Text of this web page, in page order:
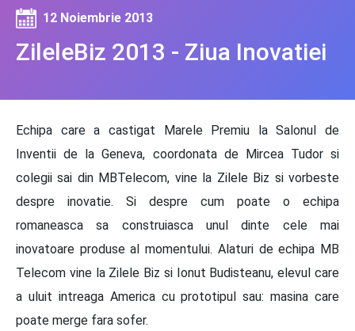
ZileleBiz 2013 - Ziua Inovatiei
12 Noiembrie 2013
Echipa care a castigat Marele Premiu la Salonul de
Inventii de la Geneva, coordonata de Mircea Tudor si
colegii sai din MBTelecom, vine la Zilele Biz si vorbeste
despre inovatie. Si despre cum poate o echipa
romaneasca sa construiasca unul dinte cele mai
inovatoare produse al momentului. Alaturi de echipa MB
Telecom vine la Zilele Biz si Ionut Budisteanu, elevul care
a uluit intreaga America cu prototipul sau: masina care
poate merge fara sofer.